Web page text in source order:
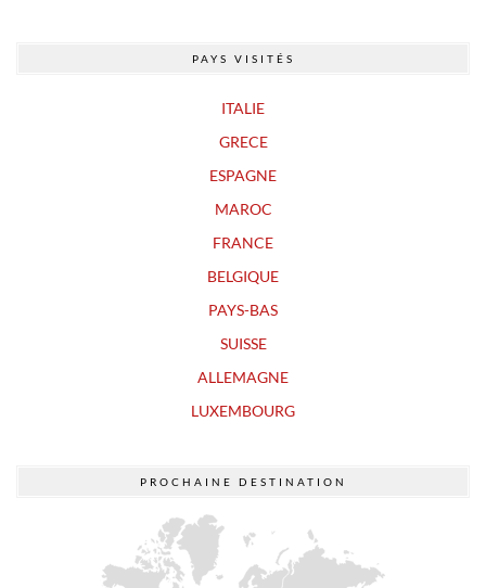
PAYS VISITÉS
ITALIE
GRECE
ESPAGNE
MAROC
FRANCE
BELGIQUE
PAYS-BAS
SUISSE
ALLEMAGNE
LUXEMBOURG
PROCHAINE DESTINATION